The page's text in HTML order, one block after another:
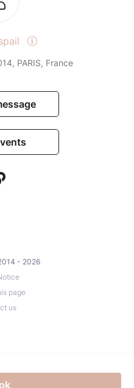
PARIS, France
- 2026
page
us